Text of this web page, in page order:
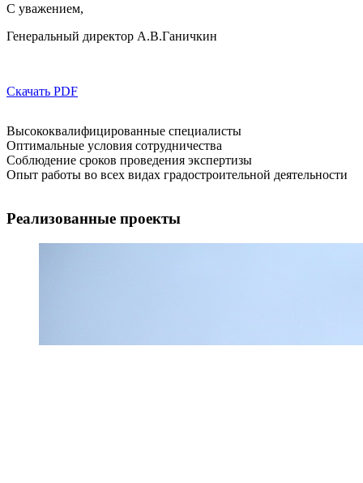
С уважением,
Генеральный директор А.В.Ганичкин
Скачать PDF
Высококвалифицированные специалисты
Оптимальные условия сотрудничества
Соблюдение сроков проведения экспертизы
Опыт работы во всех видах градостроительной деятельности
Реализованные проекты